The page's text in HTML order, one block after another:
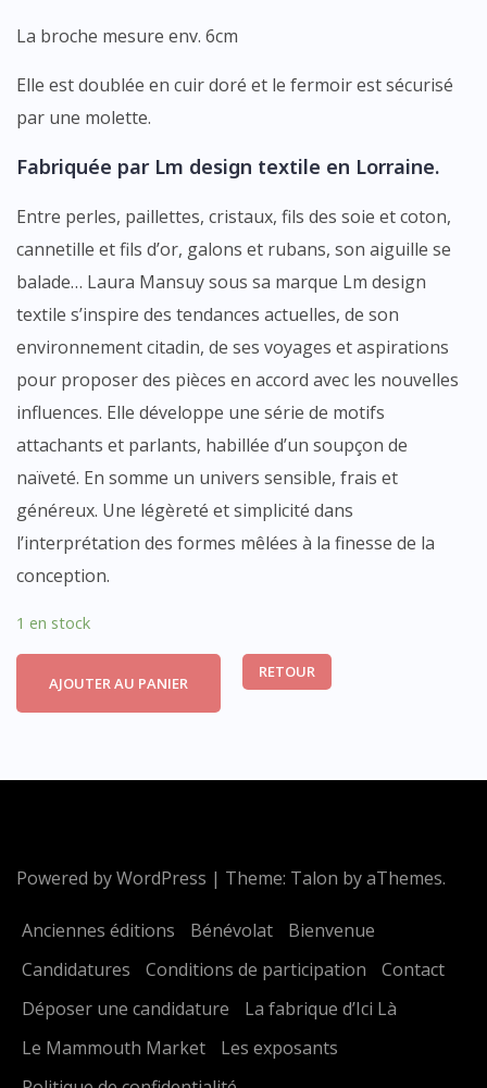
La broche mesure env. 6cm
Elle est doublée en cuir doré et le fermoir est sécurisé
par une molette.
Fabriquée par Lm design textile en Lorraine.
Entre perles, paillettes, cristaux, fils des soie et coton,
cannetille et fils d’or, galons et rubans, son aiguille se
balade… Laura Mansuy sous sa marque Lm design
textile s’inspire des tendances actuelles, de son
environnement citadin, de ses voyages et aspirations
pour proposer des pièces en accord avec les nouvelles
influences. Elle développe une série de motifs
attachants et parlants, habillée d’un soupçon de
naïveté. En somme un univers sensible, frais et
généreux. Une légèreté et simplicité dans
l’interprétation des formes mêlées à la finesse de la
conception.
1 en stock
AJOUTER AU PANIER
RETOUR
Powered by WordPress | Theme: Talon by aThemes.
Anciennes éditions Bénévolat
Bienvenue
Candidatures
Conditions de participation
Contact
Déposer une candidature
La fabrique d’Ici Là
Le Mammouth Market
Les exposants